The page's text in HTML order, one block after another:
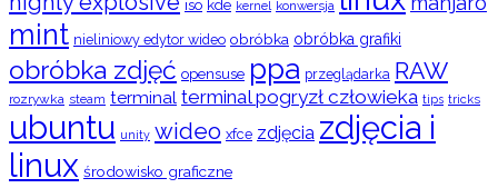
iso kde kernel konwersja
mint nieliniowy edytor wideo obróbka obróbka grafiki
obróbka zdjęć opensuse ppa przeglądarka RAW
rozrywka steam terminal terminal pogryzł człowieka tips tricks
ubuntu unity wideo xfce zdjęcia zdjęcia i
linux środowisko graficzne